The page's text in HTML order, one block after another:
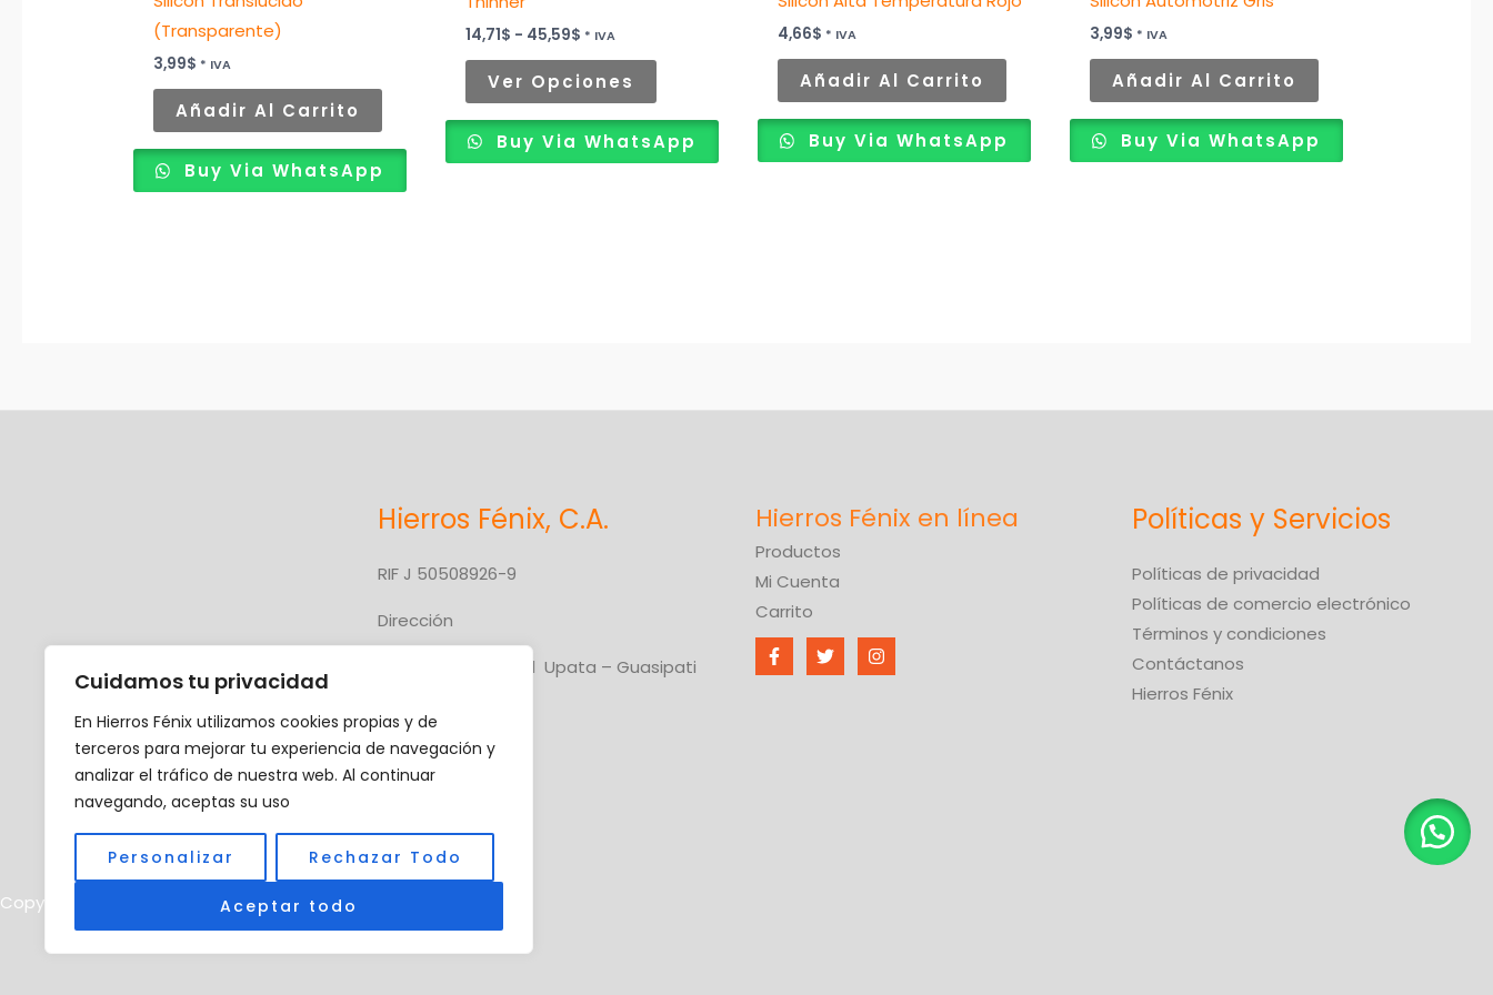
Cuidamos tu privacidad
En Hierros Fénix utilizamos cookies propias y de
terceros para mejorar tu experiencia de navegación y
analizar el tráfico de nuestra web. Al continuar
navegando, aceptas su uso
Personalizar Rechazar Todo
Aceptar todo
(Transparente)
3,99$ * IVA
Añadir Al Carrito
Buy Via WhatsApp
14,71$ - 45,59$ * IVA
Ver Opciones
de
Buy Via WhatsApp
4,66$ * IVA
Añadir Al Carrito
Buy Via WhatsApp
3,99$ * IVA
Añadir Al Carrito
Buy Via WhatsApp
Hierros Fénix, C.A.
RIF J 50508926-9
Dirección
Carretera Nacional Upata – Guasipati
Upata, Edo. Bolívar
Productos
Mi Cuenta
Carrito
Políticas y Servicios
Políticas de privacidad
Políticas de comercio electrónico
Términos y condiciones
Contáctanos
Hierros Fénix
Copyright © 2026 Hierros Fénix, C.A.